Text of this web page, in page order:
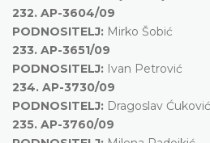
232. AP-3604/09
PODNOSITELJ: Mirko Šobić
233. AP-3651/09
PODNOSITELJ: Ivan Petrović
234. AP-3730/09
PODNOSITELJ: Dragoslav Ćuković
235. AP-3760/09